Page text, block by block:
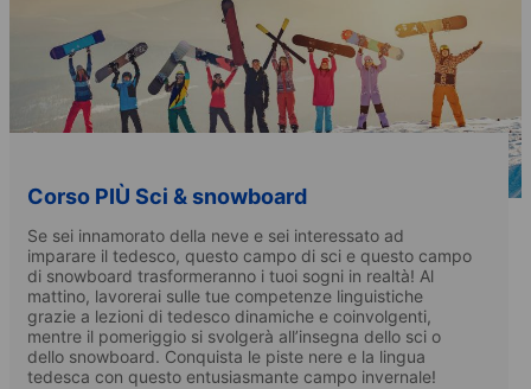
Corso PIÙ Sci & snowboard
Se sei innamorato della neve e sei interessato ad
imparare il tedesco, questo campo di sci e questo campo
di snowboard trasformeranno i tuoi sogni in realtà! Al
mattino, lavorerai sulle tue competenze linguistiche
grazie a lezioni di tedesco dinamiche e coinvolgenti,
mentre il pomeriggio si svolgerà all’insegna dello sci o
dello snowboard. Conquista le piste nere e la lingua
tedesca con questo entusiasmante campo invernale!